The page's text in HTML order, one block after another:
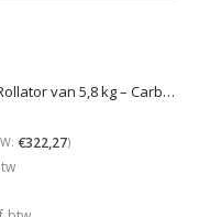
Homecare lichtgewicht Rollator van 5,8 kg – Carbon rollator tot 150 kg draaggewicht – Dubbel opvouwbaar en inclusief reistas - Rood
€322,27)